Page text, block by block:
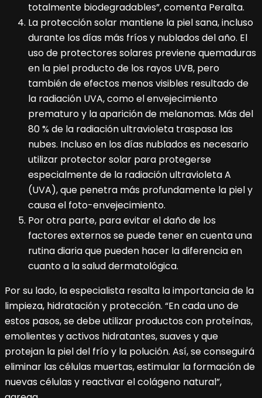
totalmente biodegradables”, comenta Peralta.
La protección solar mantiene la piel sana, incluso
durante los días más fríos y nublados del año. El
uso de protectores solares previene quemaduras
en la piel producto de los rayos UVB, pero
también de efectos menos visibles resultado de
la radiación UVA, como el envejecimiento
prematuro y la aparición de melanomas. Más del
80 % de la radiación ultravioleta traspasa las
nubes. Incluso en los días nublados es necesario
utilizar protector solar para protegerse
especialmente de la radiación ultravioleta A
(UVA), que penetra más profundamente la piel y
causa el foto-envejecimiento.
Por otra parte, para evitar el daño de los
factores externos se puede tener en cuenta una
rutina diaria que pueden hacer la diferencia en
cuanto a la salud dermatológica.
Por su lado, la especialista resalta la importancia de la
limpieza, hidratación y protección. “En cada uno de
estos pasos, se debe utilizar productos con proteínas,
emolientes y activos hidratantes, suaves y que
protejan la piel del frío y la polución. Así, se conseguirá
eliminar las células muertas, estimular la formación de
nuevas células y reactivar el colágeno natural”,